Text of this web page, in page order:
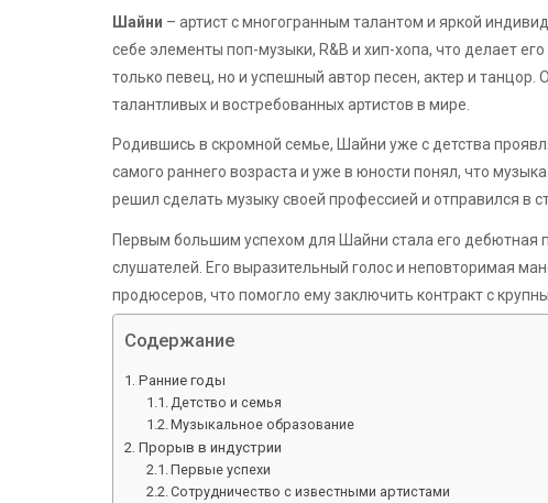
Шайни – артист с многогранным талантом и яркой
себе элементы поп-музыки, R&B и хип-хопа, что делает
только певец, но и успешный автор песен, актер и
талантливых и востребованных артистов в мире.
Родившись в скромной семье, Шайни уже с детства
самого раннего возраста и уже в юности понял, что
решил сделать музыку своей профессией и отправился в
Первым большим успехом для Шайни стала его дебютная
слушателей. Его выразительный голос и неповторимая
продюсеров, что помогло ему заключить контракт с
Содержание
Ранние годы
Детство и семья
Музыкальное образование
Прорыв в индустрии
Первые успехи
Сотрудничество с известными артистами